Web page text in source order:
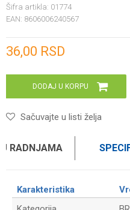
Šifra artikla: 01774
EAN: 8606006240567
36,00 RSD
DODAJ U KORPU
Sačuvajte u listi želja
RADNJAMA
Karakteristika